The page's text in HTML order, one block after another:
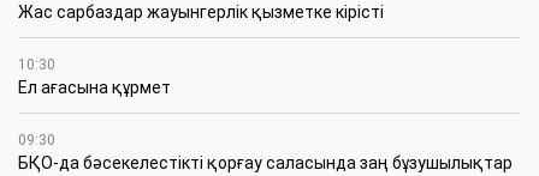
Жас сарбаздар жауынгерлік қызметке кірісті
10:30
Ел ағасына құрмет
09:30
БҚО-да бәсекелестікті қорғау саласында заң бұзушылықтар